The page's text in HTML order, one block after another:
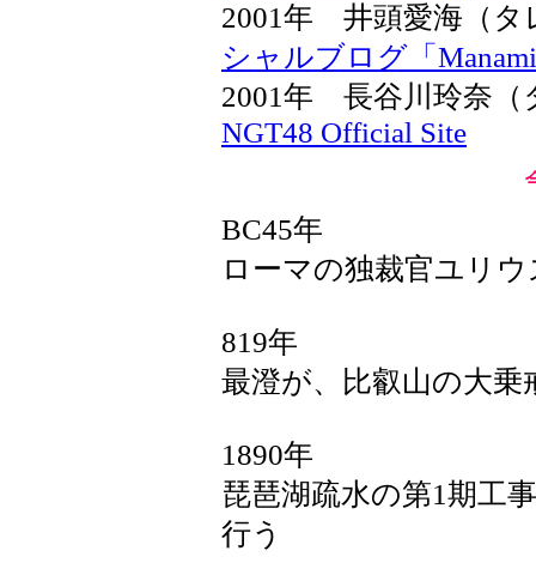
2001年 井頭愛海
シャルブログ「
2001年 長谷川玲奈
NGT48 Official Site
BC45年
ローマの独裁官ユリ
819年
最澄が、比叡山の大乗
1890年
琵琶湖疏水の第1期工
行う